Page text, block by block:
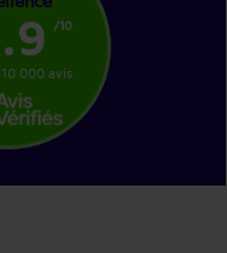
/10
000 avis